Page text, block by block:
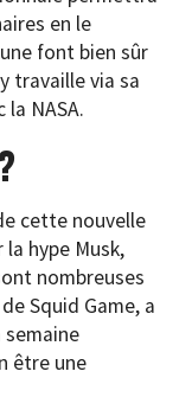
en le
font bien sûr
travaille via sa
NASA.
cette nouvelle
hype Musk,
nombreuses
Squid Game, a
semaine
être une